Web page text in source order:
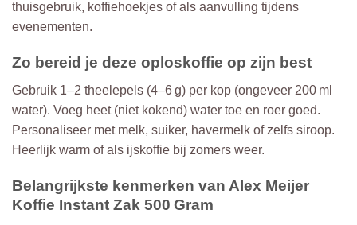
thuisgebruik, koffiehoekjes of als aanvulling tijdens
evenementen.
Zo bereid je deze oploskoffie op zijn best
Gebruik 1–2 theelepels (4–6 g) per kop (ongeveer 200 ml
water). Voeg heet (niet kokend) water toe en roer goed.
Personaliseer met melk, suiker, havermelk of zelfs siroop.
Heerlijk warm of als ijskoffie bij zomers weer.
Belangrijkste kenmerken van Alex Meijer
Koffie Instant Zak 500 Gram